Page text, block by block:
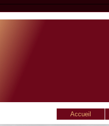
Accueil